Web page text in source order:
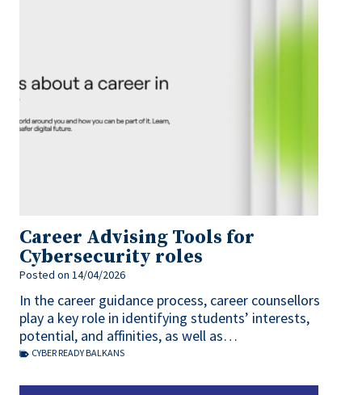
Career Advising Tools for
Cybersecurity roles
Posted on 14/04/2026
In the career guidance process, career counsellors
play a key role in identifying students’ interests,
potential, and affinities, as well as…
CYBER READY BALKANS